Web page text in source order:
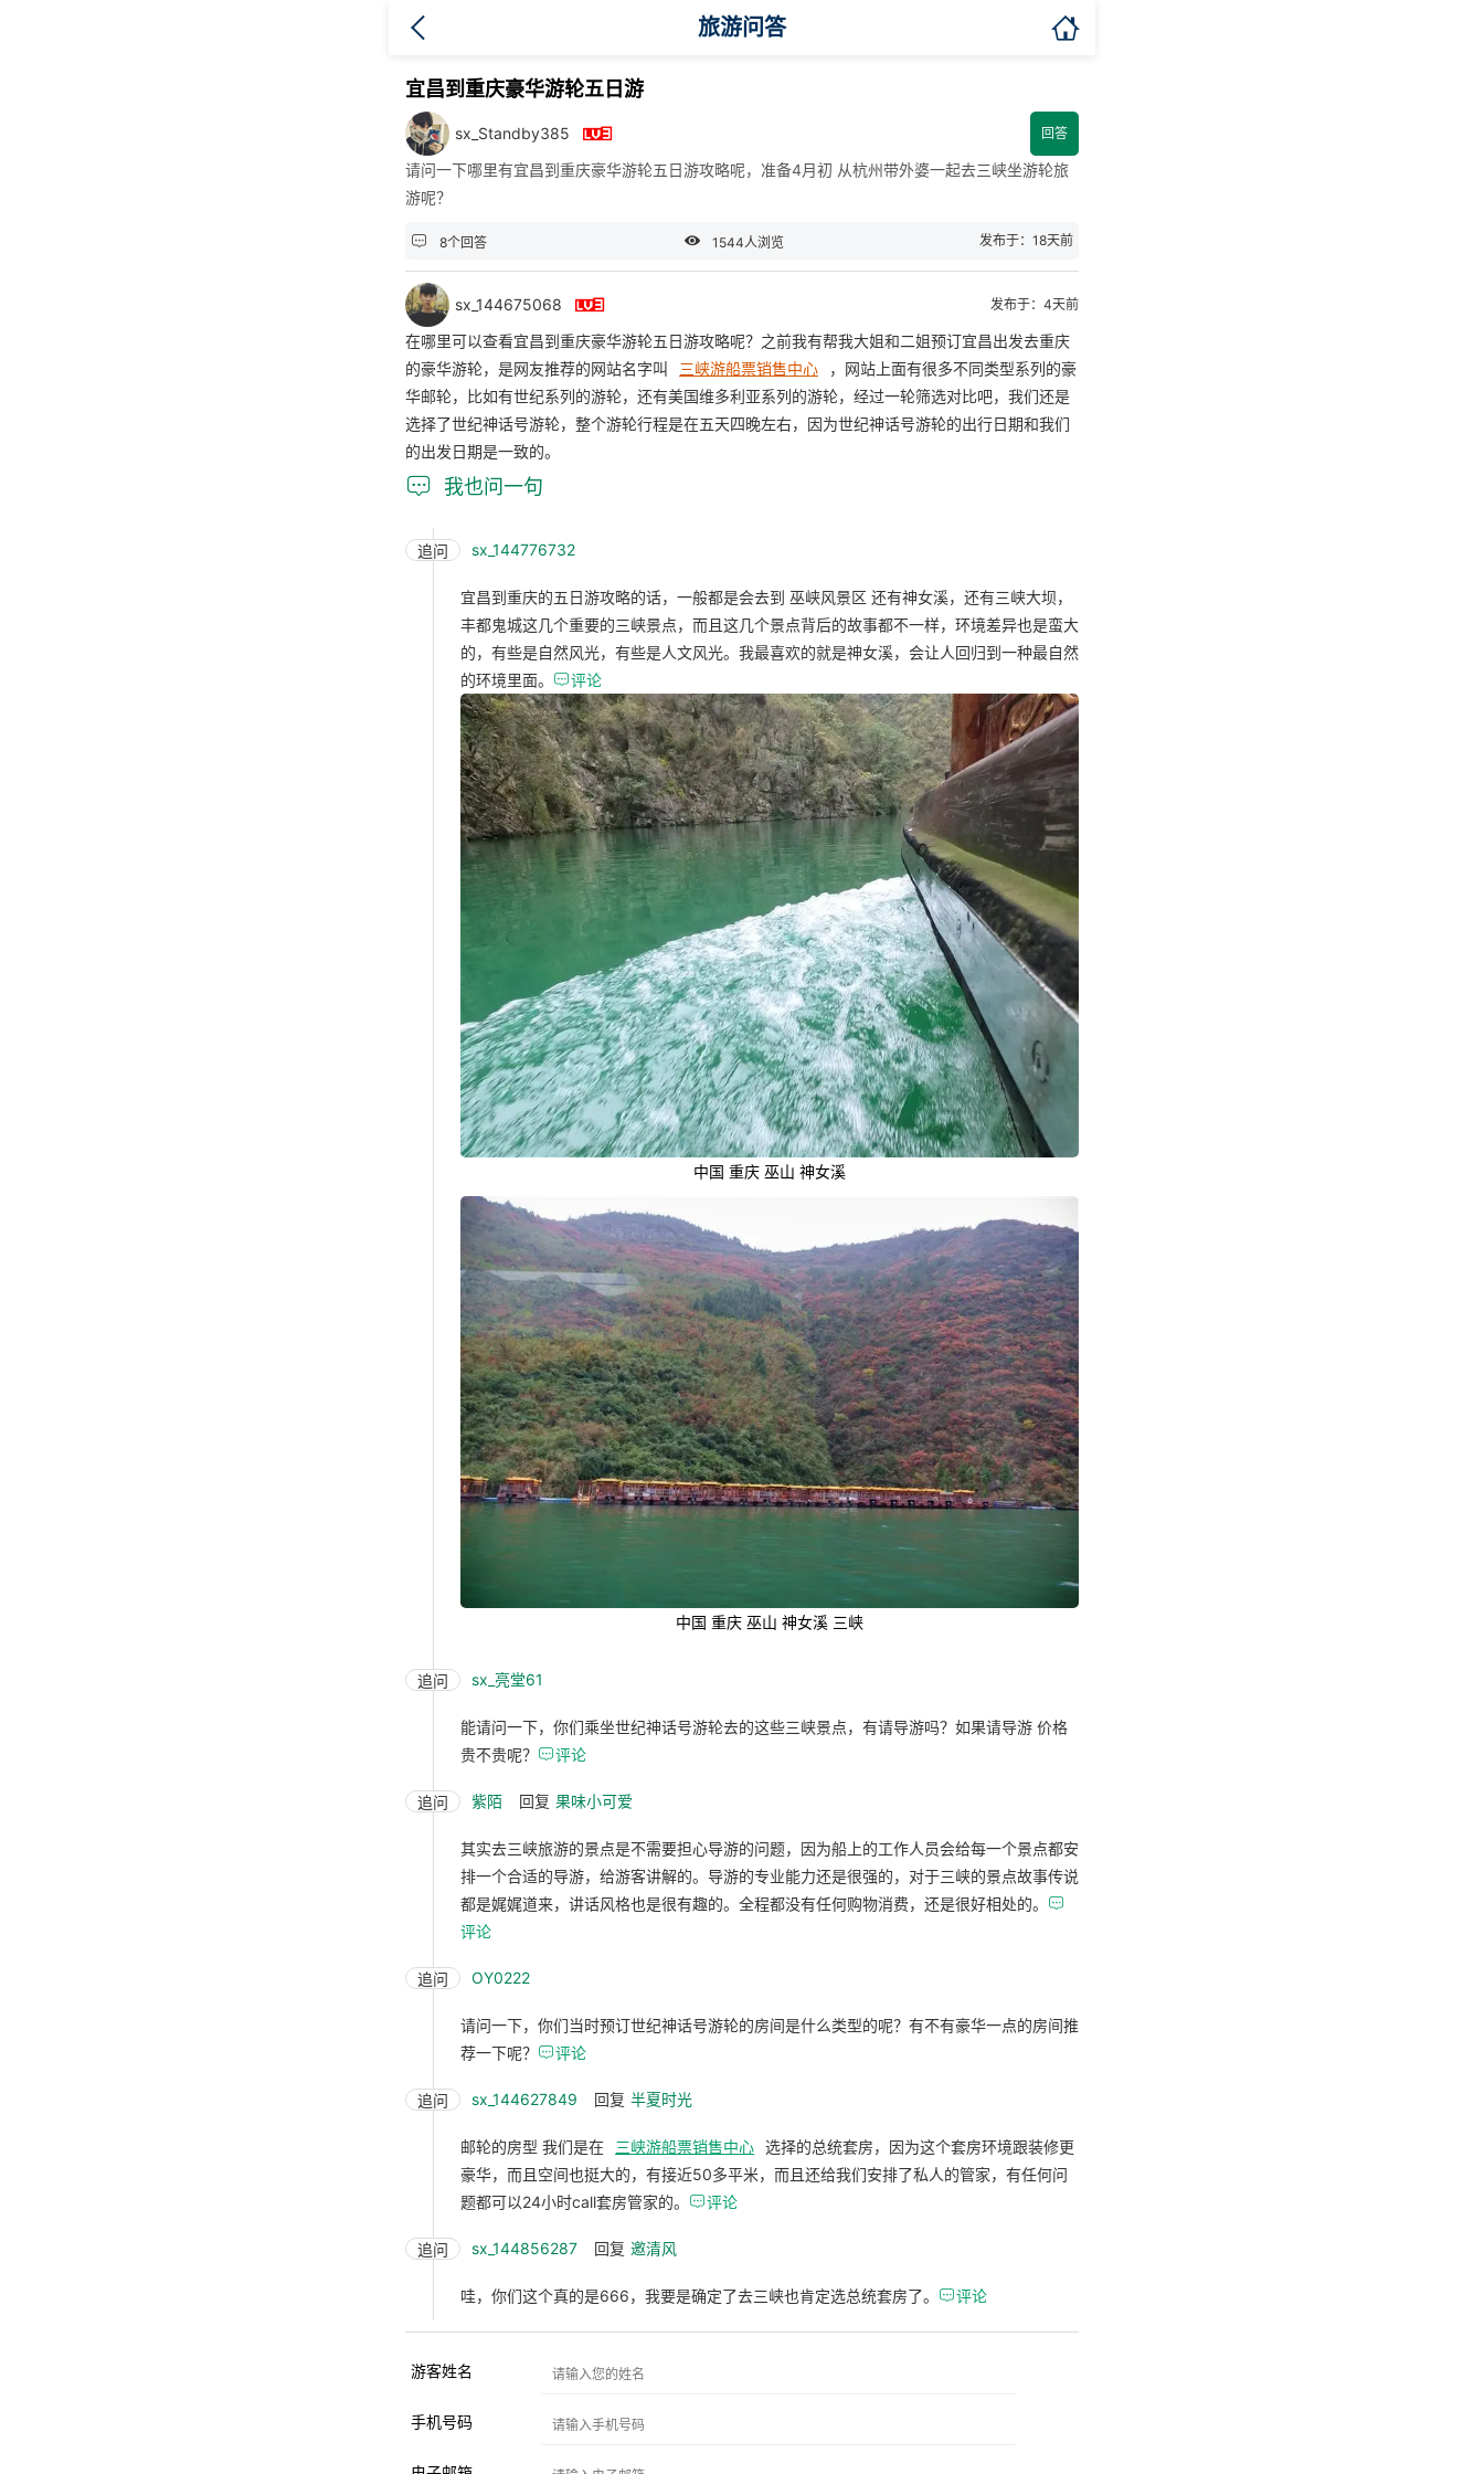
旅游问答 
宜昌到重庆豪华游轮五日游
sx_Standby385  回答
请问一下哪里有宜昌到重庆豪华游轮五日游攻略呢，准备4月初 从杭州带外婆一起去三峡坐游轮旅
游呢？
 8个回答  1544人浏览 发布于：18天前
sx_144675068  发布于：4天前
在哪里可以查看宜昌到重庆豪华游轮五日游攻略呢？之前我有帮我大姐和二姐预订宜昌出发去重庆
的豪华游轮，是网友推荐的网站名字叫
三峡游船票销售中心
，网站上面有很多不同类型系列的豪
华邮轮，比如有世纪系列的游轮，还有美国维多利亚系列的游轮，经过一轮筛选对比吧，我们还是
选择了世纪神话号游轮，整个游轮行程是在五天四晚左右，因为世纪神话号游轮的出行日期和我们
的出发日期是一致的。
 我也问一句
追问 sx_144776732
宜昌到重庆的五日游攻略的话，一般都是会去到 巫峡风景区 还有神女溪，还有三峡大坝，
丰都鬼城这几个重要的三峡景点，而且这几个景点背后的故事都不一样，环境差异也是蛮大
的，有些是自然风光，有些是人文风光。我最喜欢的就是神女溪，会让人回归到一种最自然
的环境里面。 评论
中国 重庆 巫山 神女溪
中国 重庆 巫山 神女溪 三峡
追问 sx_亮堂61
能请问一下，你们乘坐世纪神话号游轮去的这些三峡景点，有请导游吗？如果请导游 价格
贵不贵呢？ 评论
追问 紫陌 回复 果味小可爱
其实去三峡旅游的景点是不需要担心导游的问题，因为船上的工作人员会给每一个景点都安
排一个合适的导游，给游客讲解的。导游的专业能力还是很强的，对于三峡的景点故事传说
都是娓娓道来，讲话风格也是很有趣的。全程都没有任何购物消费，还是很好相处的。 
评论
追问 OY0222
请问一下，你们当时预订世纪神话号游轮的房间是什么类型的呢？有不有豪华一点的房间推
荐一下呢？ 评论
追问 sx_144627849 回复 半夏时光
邮轮的房型 我们是在 三峡游船票销售中心 选择的总统套房，因为这个套房环境跟装修更
豪华，而且空间也挺大的，有接近50多平米，而且还给我们安排了私人的管家，有任何问
题都可以24小时call套房管家的。 评论
追问 sx_144856287 回复 邀清风
哇，你们这个真的是666，我要是确定了去三峡也肯定选总统套房了。 评论
游客姓名
手机号码